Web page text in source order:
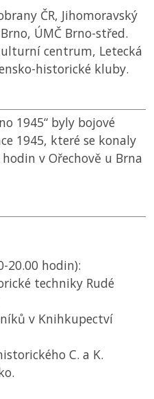
ČR, Jihomoravský
ÚMČ Brno-střed.
centrum, Letecká
historické kluby.
1945“ byly bojové
1945, které se konaly
v Ořechově u Brna
20.00 hodin):
techniky Rudé
v Knihkupectví
C. a K.